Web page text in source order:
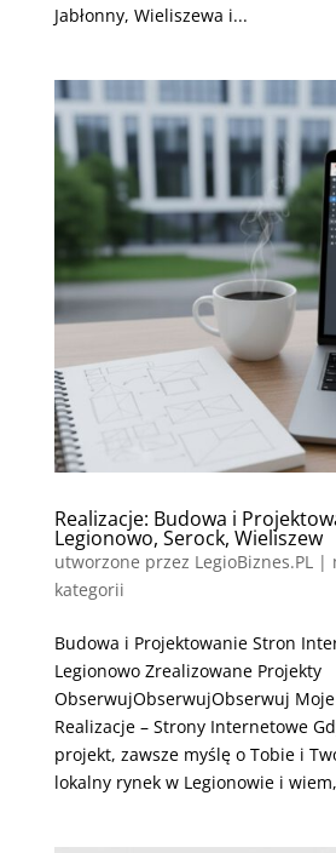
Jabłonny, Wieliszewa i...
Realizacje: Budowa i
Legionowo, Serock, Wieliszew
utworzone przez LegioBiznes.PL|
kategorii
Budowa i Projektowanie Stron
Legionowo Zrealizowane Projekty
ObserwujObserwujObserwuj
Realizacje – Strony Internetowe
projekt, zawsze myślę o Tobie i
lokalny rynek w Legionowie i